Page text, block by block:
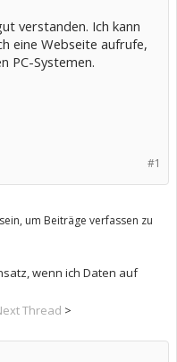
verstanden. Ich kann
eine Webseite aufrufe,
PC-Systemen.
#1
um Beiträge verfassen zu
wenn ich Daten auf
Thread >